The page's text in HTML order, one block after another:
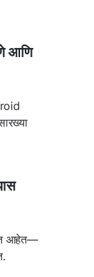
आणि
आहेत—